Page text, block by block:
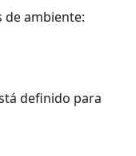
de ambiente:
definido para